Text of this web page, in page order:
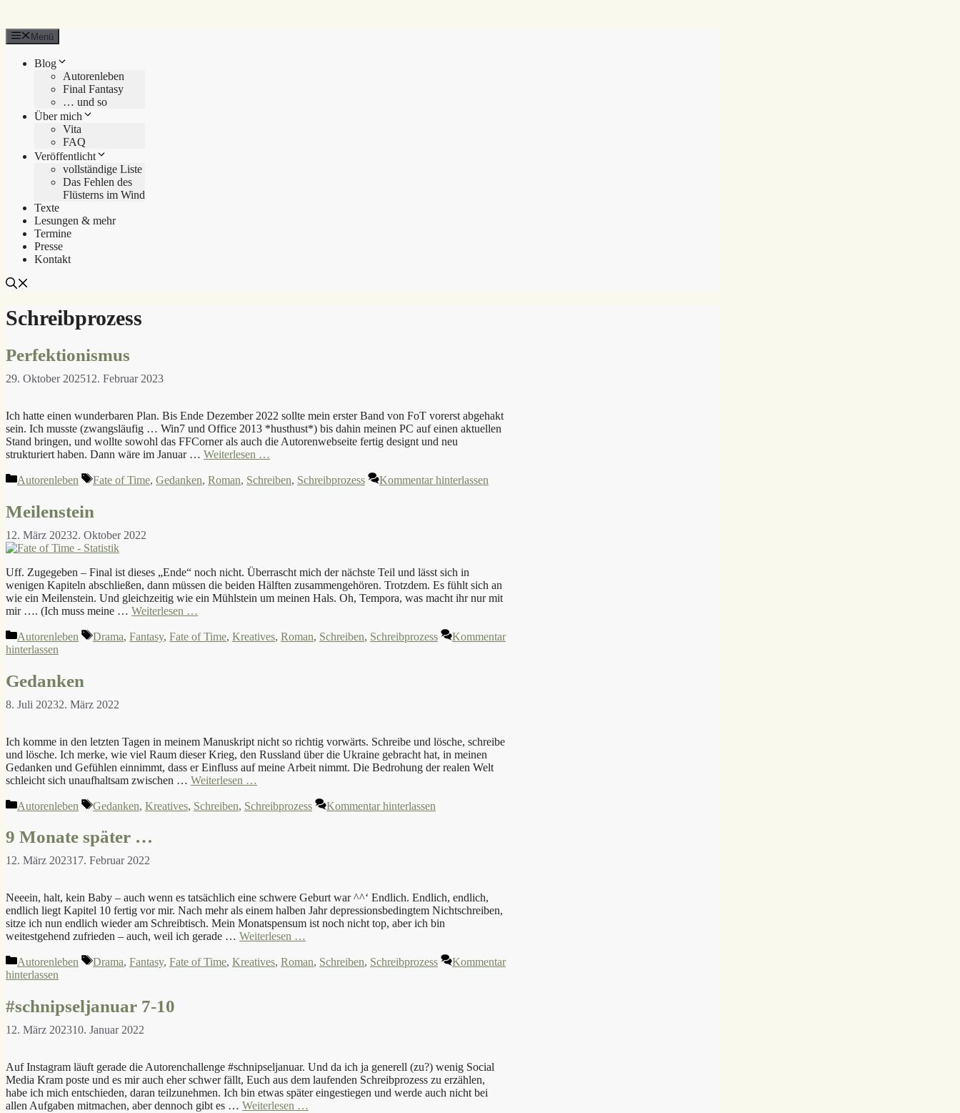
Menü
Blog
Autorenleben
Final Fantasy
… und so
Über mich
Vita
FAQ
Veröffentlicht
vollständige Liste
Das Fehlen des
Flüsterns im Wind
Texte
Lesungen & mehr
Termine
Presse
Kontakt
Schreibprozess
Perfektionismus
29. Oktober 202512. Februar 2023
Ich hatte einen wunderbaren Plan. Bis Ende Dezember 2022 sollte mein erster Band von FoT vorerst abgehakt
sein. Ich musste (zwangsläufig … Win7 und Office 2013 *husthust*) bis dahin meinen PC auf einen aktuellen
Stand bringen, und wollte sowohl das FFCorner als auch die Autorenwebseite fertig designt und neu
strukturiert haben. Dann wäre im Januar … Weiterlesen …
Kategorien
Autorenleben Schlagwörter
Fate of Time, Gedanken, Roman, Schreiben, Schreibprozess Kommentar hinterlassen
Meilenstein
12. März 20232. Oktober 2022
Uff. Zugegeben – Final ist dieses „Ende“ noch nicht. Überrascht mich der nächste Teil und lässt sich in
wenigen Kapiteln abschließen, dann müssen die beiden Hälften zusammengehören. Trotzdem. Es fühlt sich an
wie ein Meilenstein. Und gleichzeitig wie ein Mühlstein um meinen Hals. Oh, Tempora, was macht ihr nur mit
mir …. (Ich muss meine … Weiterlesen …
Kategorien
Autorenleben Schlagwörter
Drama, Fantasy, Fate of Time, Kreatives, Roman, Schreiben, Schreibprozess
Kommentar
hinterlassen
Gedanken
8. Juli 20232. März 2022
Ich komme in den letzten Tagen in meinem Manuskript nicht so richtig vorwärts. Schreibe und lösche, schreibe
und lösche. Ich merke, wie viel Raum dieser Krieg, den Russland über die Ukraine gebracht hat, in meinen
Gedanken und Gefühlen einnimmt, dass er Einfluss auf meine Arbeit nimmt. Die Bedrohung der realen Welt
schleicht sich unaufhaltsam zwischen … Weiterlesen …
Kategorien
Autorenleben Schlagwörter
Gedanken, Kreatives, Schreiben, Schreibprozess Kommentar hinterlassen
9 Monate später …
12. März 202317. Februar 2022
Neeein, halt, kein Baby – auch wenn es tatsächlich eine schwere Geburt war ^^‘ Endlich. Endlich, endlich,
endlich liegt Kapitel 10 fertig vor mir. Nach mehr als einem halben Jahr depressionsbedingtem Nichtschreiben,
sitze ich nun endlich wieder am Schreibtisch. Mein Monatspensum ist noch nicht top, aber ich bin
weitestgehend zufrieden – auch, weil ich gerade … Weiterlesen …
Kategorien
Autorenleben Schlagwörter
Drama, Fantasy, Fate of Time, Kreatives, Roman, Schreiben, Schreibprozess
Kommentar
hinterlassen
#schnipseljanuar 7-10
12. März 202310. Januar 2022
Auf Instagram läuft gerade die Autorenchallenge #schnipseljanuar. Und da ich ja generell (zu?) wenig Social
Media Kram poste und es mir auch eher schwer fällt, Euch aus dem laufenden Schreibprozess zu erzählen,
habe ich mich entschieden, daran teilzunehmen. Ich bin etwas später eingestiegen und werde auch nicht bei
allen Aufgaben mitmachen, aber dennoch gibt es … Weiterlesen …